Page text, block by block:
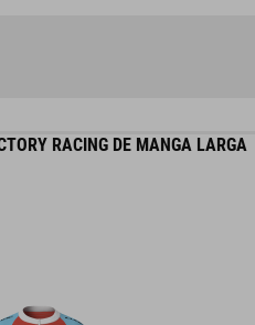
RACING DE MANGA LARGA